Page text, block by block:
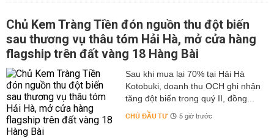
Chủ Kem Tràng Tiền đón nguồn thu đột biến
sau thương vụ thâu tóm Hải Hà, mở cửa hàng
flagship trên đất vàng 18 Hàng Bài
Sau khi mua lại 70% tại Hải Hà
Kotobuki, doanh thu OCH ghi nhận
tăng đột biến trong quý II, đồng...
CHỦ ĐẦU TƯ 5 giờ trước